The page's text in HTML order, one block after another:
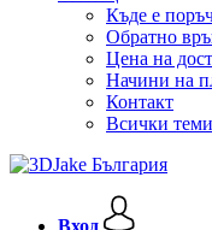
Къде е
Обратно
Цена на
Начини на
Контакт
Всички
Вход